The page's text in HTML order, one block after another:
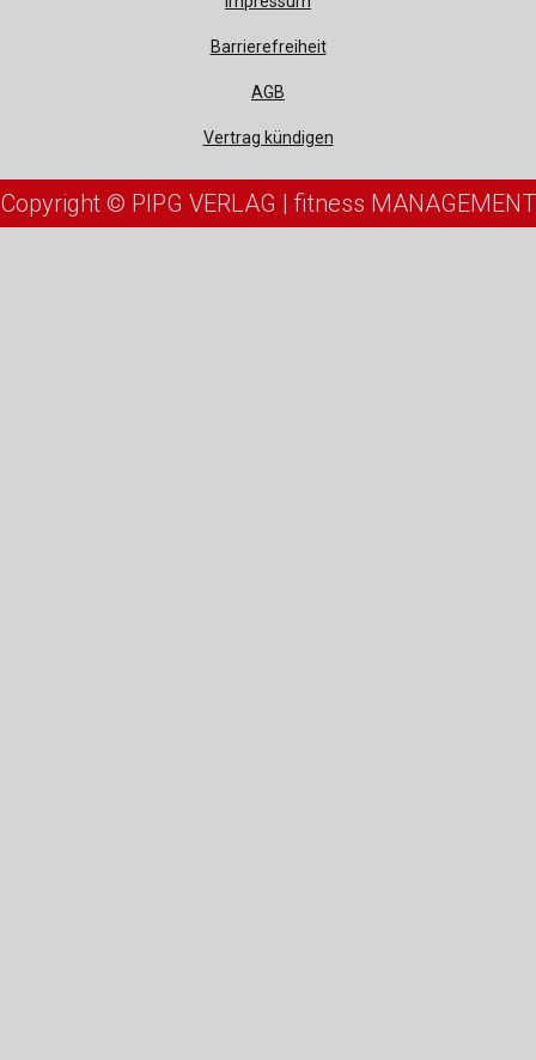
Barrierefreiheit
AGB
Vertrag kündigen
Copyright © PIPG VERLAG | fitness MANAGEMENT